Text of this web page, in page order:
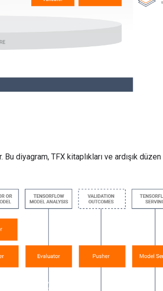
diyagram, TFX kitaplıkları ve ardışık düzen